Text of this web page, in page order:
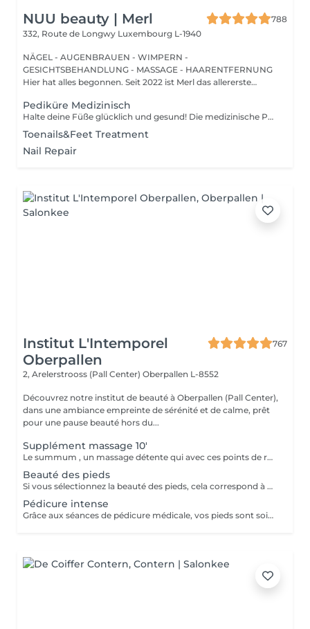
NUU beauty | Merl
788
332, Route de Longwy Luxembourg L-1940
NÄGEL - AUGENBRAUEN - WIMPERN -
GESICHTSBEHANDLUNG - MASSAGE - HAARENTFERNUNG
Hier hat alles begonnen. Seit 2022 ist Merl das allererste
Pediküre Medizinisch
Halte deine Füße glücklich und gesund! Die medizinische Pediküre ist eine spezialisierte Form der Fußbehandlung, bei der ein Nagelmeister Probleme wie Hornhaut, Risse und deformierte Nägel behandelt. Wie wird die medizinische Pediküre durchgeführt? - Problemidentifikation - Desinfektion und Erweichung der Füße - Entfernung von Hornhaut - Behandlung der Nagelplatte - Hautbehandlung - Auftragen einer medizinischen Creme Altersbeschränkungen: empfohlen ab 16 Jahren. Empfehlungen nach dem Eingriff: professionelle häusliche Pflege wird nach dem Eingriff empfohlen. Frequenz: einmal in 3-4 Wochen.
Toenails&Feet Treatment
Nail Repair
Institut L'Intemporel
Oberpallen
767
2, Arelerstrooss (Pall Center) Oberpallen L-8552
Découvrez notre institut de beauté à Oberpallen (Pall Center),
dans une ambiance empreinte de sérénité et de calme, prêt
pour une pause beauté hors du...
Supplément massage 10'
Le summum , un massage détente qui avec ces points de relaxation vous enchantera. Uniquement en supplément d'une manucure.
Beauté des pieds
Si vous sélectionnez la beauté des pieds, cela correspond à couper et limer les ongles, repousser et couper les cuticules, râper et masser les pieds. Si vous avez des soucis tels que : cors, ongles incarnés, ongles épaissis, mycoses ou tout autre douleur spécifique merci de sélectionner la pédicure qui est médicale.
Pédicure intense
Grâce aux séances de pédicure médicale, vos pieds sont soignés et traités en profondeur. En termes de soins de soi, les pieds sont souvent la partie du corps oubliée. C'est pourtant l'une de celles qui subit le plus votre quotidien. Ongles incarnés, cors, durillons et autres crevasses, sont des sources d'inconfort qui peuvent aisément être évitées si un soin est apporté assez tôt . Nos séances de pédicure médicale vous permettent une prise en charge complète de vos pieds. Du soin d'entretien au traitement plus profond, vos pieds sont massés, traités et soignés avec toute l'expertise de nos pédicures. Conseillée toutes les 4 semaines.